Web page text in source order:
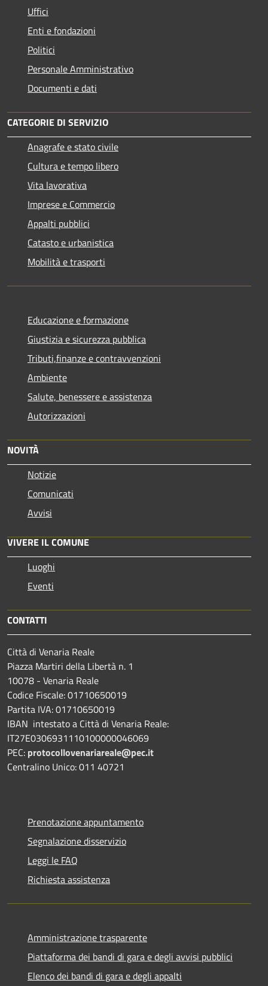
Uffici
Enti e fondazioni
Politici
Personale Amministrativo
Documenti e dati
CATEGORIE DI SERVIZIO
Anagrafe e stato civile
Cultura e tempo libero
Vita lavorativa
Imprese e Commercio
Appalti pubblici
Catasto e urbanistica
Mobilità e trasporti
Educazione e formazione
Giustizia e sicurezza pubblica
Tributi,finanze e contravvenzioni
Ambiente
Salute, benessere e assistenza
Autorizzazioni
NOVITÀ
Notizie
Comunicati
Avvisi
VIVERE IL COMUNE
Luoghi
Eventi
CONTATTI
Città di Venaria Reale
Piazza Martiri della Libertà n. 1
10078 - Venaria Reale
Codice Fiscale: 01710650019
Partita IVA: 01710650019
IBAN intestato a Città di Venaria Reale:
IT27E0306931110100000046069
PEC: protocollovenariareale@pec.it
Centralino Unico: 011 40721
Prenotazione appuntamento
Segnalazione disservizio
Leggi le FAQ
Richiesta assistenza
Amministrazione trasparente
Piattaforma dei bandi di gara e degli avvisi pubblici
Elenco dei bandi di gara e degli appalti